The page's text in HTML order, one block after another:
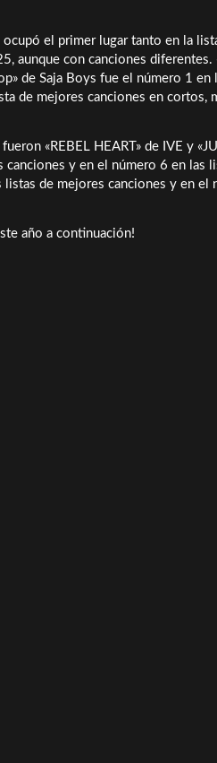
ocupó el primer lugar tanto en la
aunque con canciones
de Saja Boys fue el número 1 en
de mejores canciones en cortos,
«REBEL HEART» de IVE y
y en el número 6 en las
de mejores canciones y en el
año a continuación!